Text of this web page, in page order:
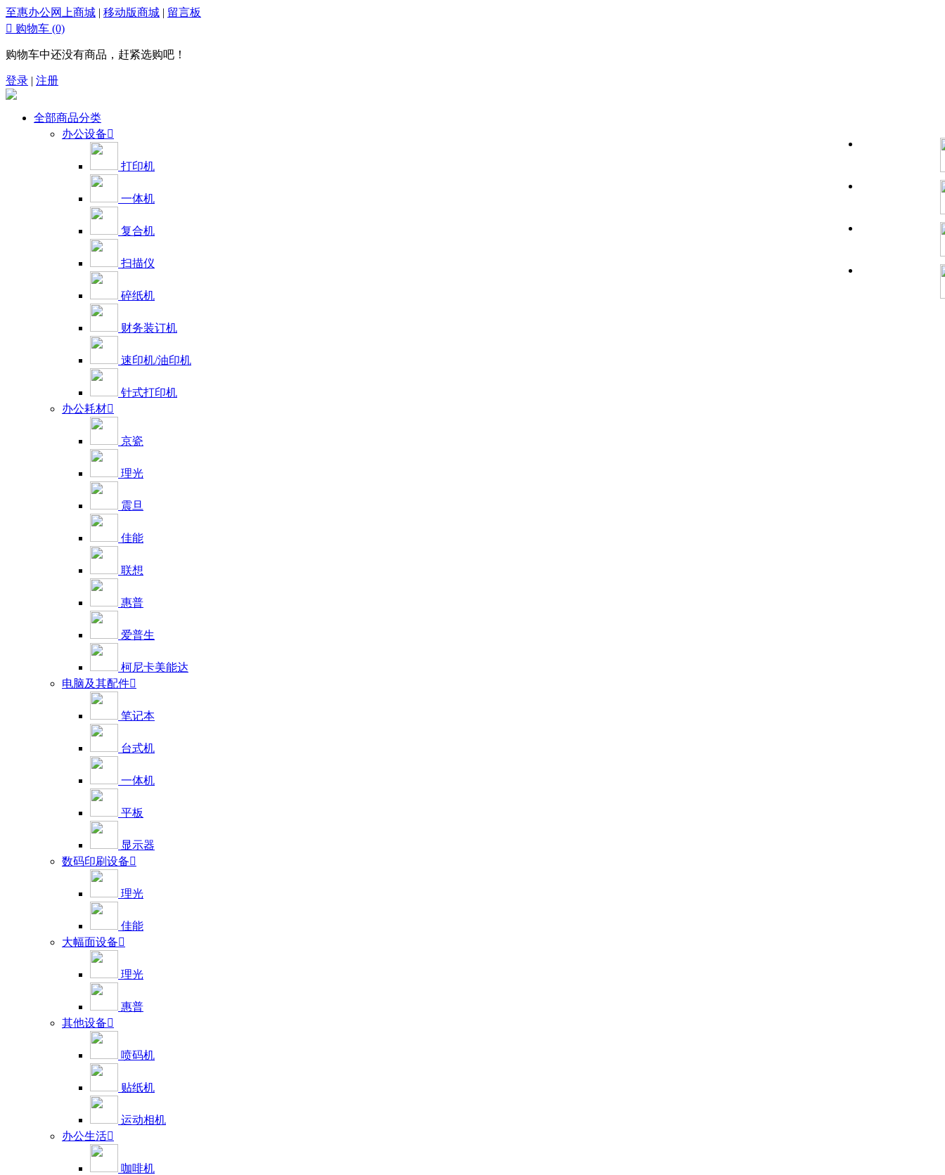
至惠办公网上商城 | 移动版商城 | 留言板
 购物车 (0)
购物车中还没有商品，赶紧选购吧！
登录 | 注册
全部商品分类
办公设备
打印机
一体机
复合机
扫描仪
碎纸机
财务装订机
速印机/油印机
针式打印机
办公耗材
京瓷
理光
震旦
佳能
联想
惠普
爱普生
柯尼卡美能达
电脑及其配件
笔记本
台式机
一体机
平板
显示器
数码印刷设备
理光
佳能
大幅面设备
理光
惠普
其他设备
喷码机
贴纸机
运动相机
办公生活
咖啡机